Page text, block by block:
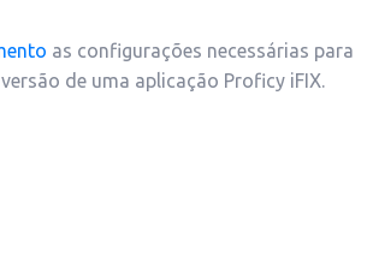
as configurações necessárias para
de uma aplicação Proficy iFIX.